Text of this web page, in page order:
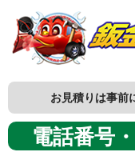
お見積りは事前
電話番号